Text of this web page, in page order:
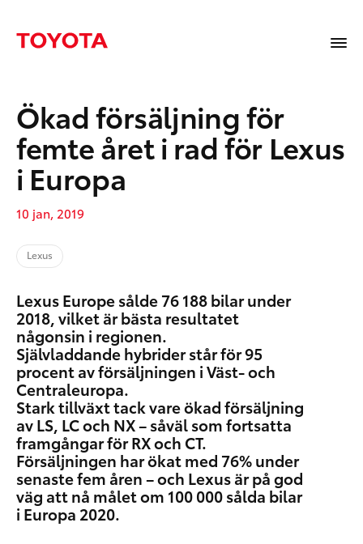
Ökad försäljning för
femte året i rad för Lexus
i Europa
10 jan, 2019
Lexus
Lexus Europe sålde 76 188 bilar under
2018, vilket är bästa resultatet
någonsin i regionen.
Självladdande hybrider står för 95
procent av försäljningen i Väst- och
Centraleuropa.
Stark tillväxt tack vare ökad försäljning
av LS, LC och NX – såväl som fortsatta
framgångar för RX och CT.
Försäljningen har ökat med 76% under
senaste fem åren – och Lexus är på god
väg att nå målet om 100 000 sålda bilar
i Europa 2020.